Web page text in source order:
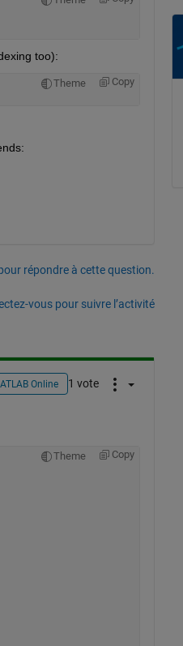
too):
Theme Copy
répondre à cette question.
vous pour suivre l’activité
Online 1 vote
Theme Copy